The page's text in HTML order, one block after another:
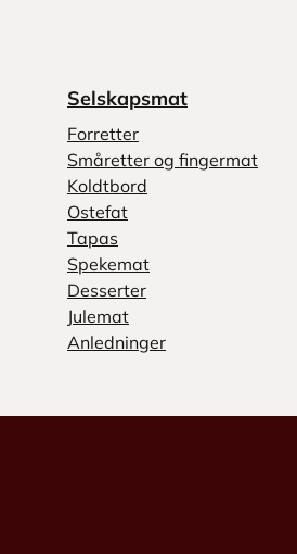
Selskapsmat
Forretter
Småretter og fingermat
Koldtbord
Ostefat
Tapas
Spekemat
Desserter
Julemat
Anledninger